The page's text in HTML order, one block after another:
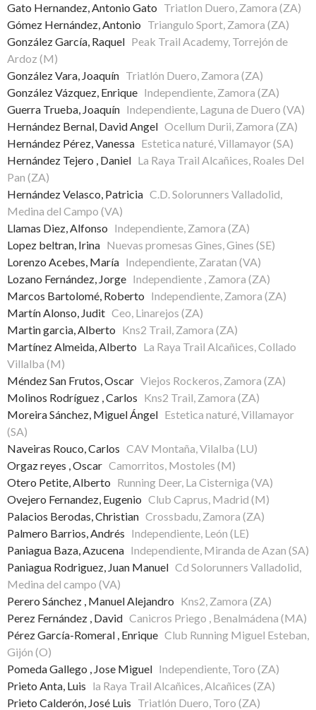
Gato Hernandez, Antonio Gato Triatlon Duero, Zamora (ZA)
Gómez Hernández, Antonio Triangulo Sport, Zamora (ZA)
González García, Raquel Peak Trail Academy, Torrejón de
Ardoz (M)
González Vara, Joaquín Triatlón Duero, Zamora (ZA)
González Vázquez, Enrique Independiente, Zamora (ZA)
Guerra Trueba, Joaquín Independiente, Laguna de Duero (VA)
Hernández Bernal, David Angel Ocellum Durii, Zamora (ZA)
Hernández Pérez, Vanessa Estetica naturé, Villamayor (SA)
Hernández Tejero , Daniel La Raya Trail Alcañices, Roales Del
Pan (ZA)
Hernández Velasco, Patricia C.D. Solorunners Valladolid,
Medina del Campo (VA)
Llamas Diez, Alfonso Independiente, Zamora (ZA)
Lopez beltran, Irina Nuevas promesas Gines, Gines (SE)
Lorenzo Acebes, María Independiente, Zaratan (VA)
Lozano Fernández, Jorge Independiente , Zamora (ZA)
Marcos Bartolomé, Roberto Independiente, Zamora (ZA)
Martín Alonso, Judit Ceo, Linarejos (ZA)
Martin garcia, Alberto Kns2 Trail, Zamora (ZA)
Martínez Almeida, Alberto La Raya Trail Alcañices, Collado
Villalba (M)
Méndez San Frutos, Oscar Viejos Rockeros, Zamora (ZA)
Molinos Rodríguez , Carlos Kns2 Trail, Zamora (ZA)
Moreira Sánchez, Miguel Ángel Estetica naturé, Villamayor
(SA)
Naveiras Rouco, Carlos CAV Montaña, Vilalba (LU)
Orgaz reyes , Oscar Camorritos, Mostoles (M)
Otero Petite, Alberto Running Deer, La Cisterniga (VA)
Ovejero Fernandez, Eugenio Club Caprus, Madrid (M)
Palacios Berodas, Christian Crossbadu, Zamora (ZA)
Palmero Barrios, Andrés Independiente, León (LE)
Paniagua Baza, Azucena Independiente, Miranda de Azan (SA)
Paniagua Rodriguez, Juan Manuel Cd Solorunners Valladolid,
Medina del campo (VA)
Perero Sánchez , Manuel Alejandro Kns2, Zamora (ZA)
Perez Fernández , David Canicros Priego , Benalmádena (MA)
Pérez García-Romeral , Enrique Club Running Miguel Esteban,
Gijón (O)
Pomeda Gallego , Jose Miguel Independiente, Toro (ZA)
Prieto Anta, Luis la Raya Trail Alcañices, Alcañices (ZA)
Prieto Calderón, José Luis Triatlón Duero, Toro (ZA)